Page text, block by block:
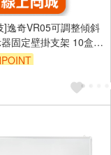
]逸奇VR05可調整傾斜
固定壁掛支架 10盒/